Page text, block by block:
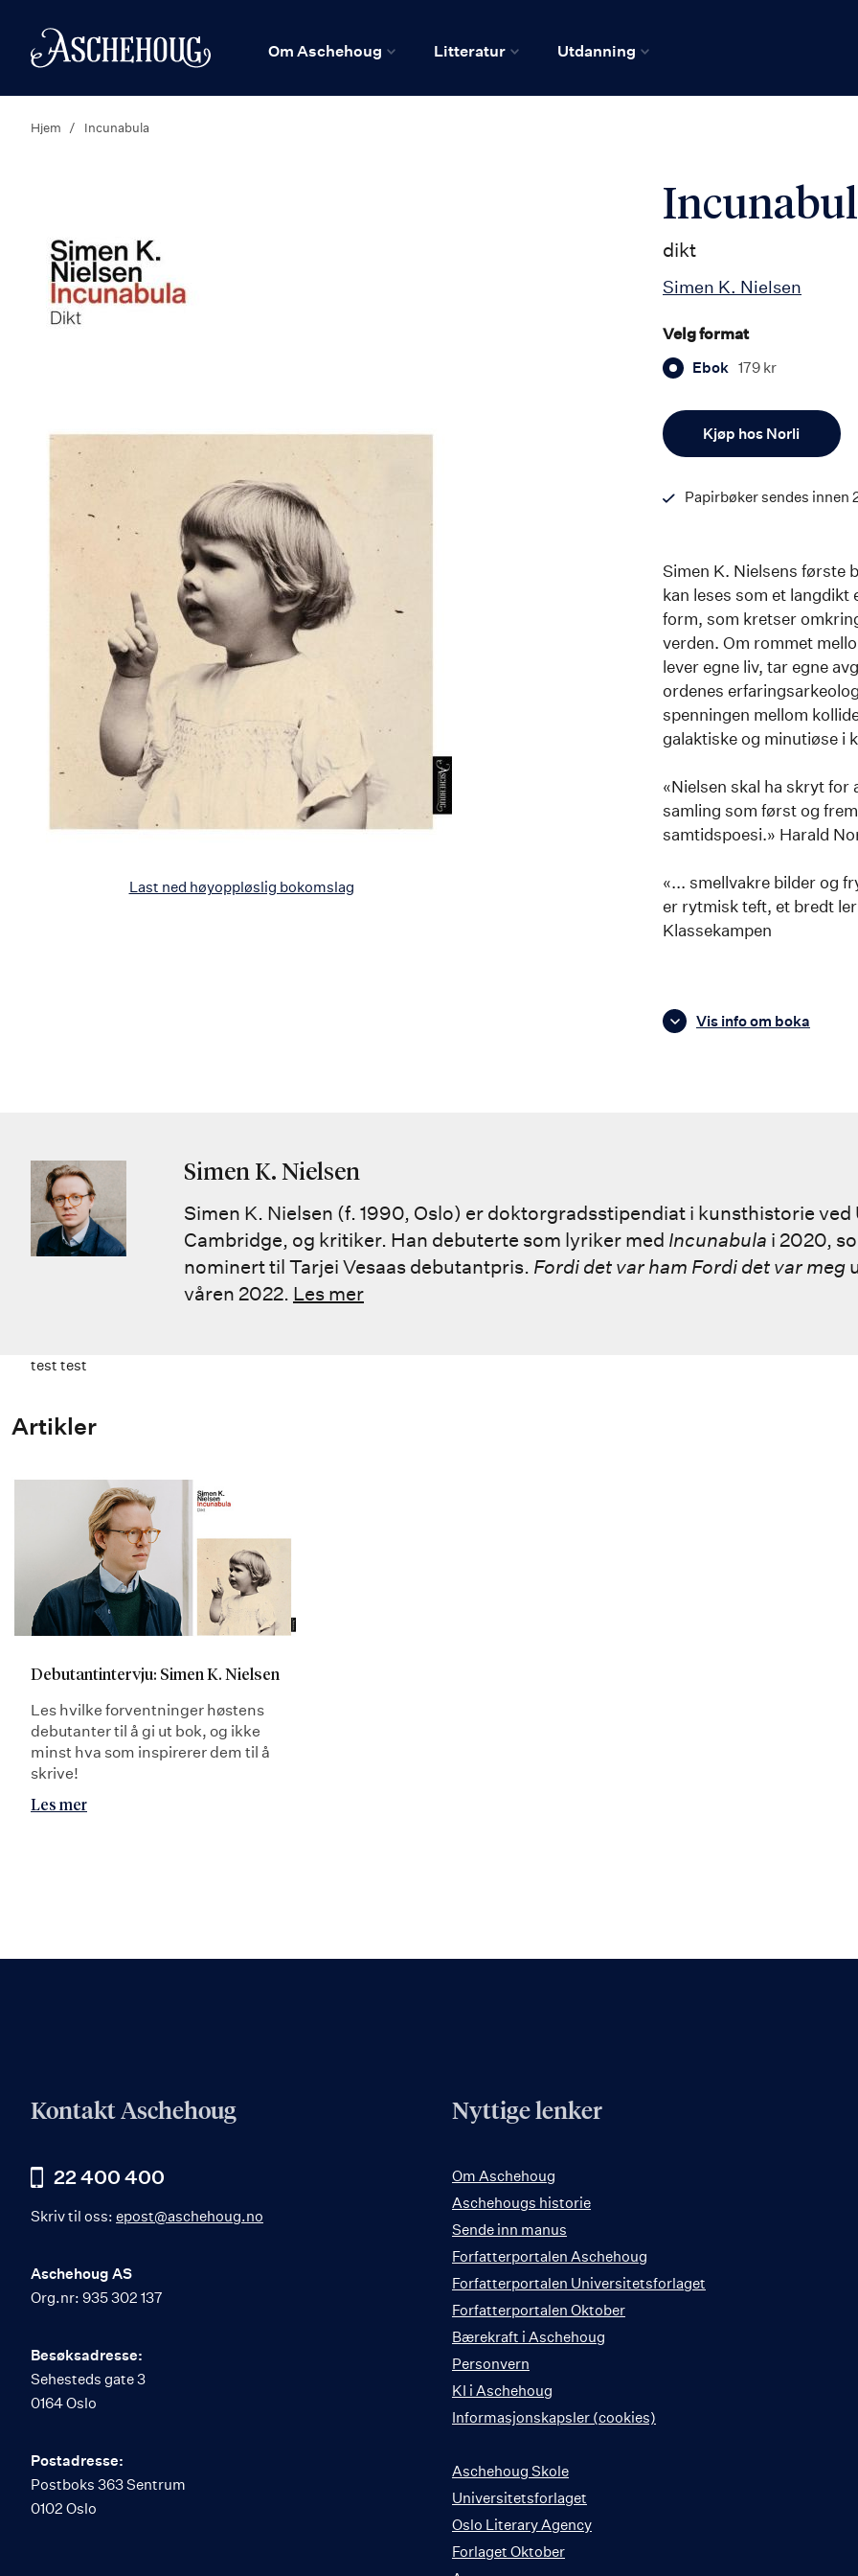
Hjem
Om Aschehoug Litteratur Utdanning
Hjem Incunabula
Last ned høyoppløslig bokomslag
dikt
Simen K. Nielsen
Velg format
Ebok 179 kr
Kjøp hos Norli
Papirbøker sendes innen
Simen K. Nielsens første
kan leses som et
form, som kretser
verden. Om rommet
lever egne liv, tar egne
ordenes
spenningen mellom
galaktiske og minutiøse i
«Nielsen skal ha skryt for
samling som først og
samtidspoesi.» Harald
«... smellvakre bilder og
er rytmisk teft, et bredt
Klassekampen
Vis info om boka
Simen K. Nielsen
Simen K. Nielsen (f. 1990, Oslo) er doktorgradsstipendiat i kunsthistorie
Cambridge, og kritiker. Han debuterte som lyriker med Incunabula i 2020,
nominert til Tarjei Vesaas debutantpris. Fordi det var ham Fordi det var meg
våren 2022. Les mer
test test
Artikler
Debutantintervju: Simen K. Nielsen
Les hvilke forventninger høstens
debutanter til å gi ut bok, og ikke
minst hva som inspirerer dem til å
skrive!
Les mer
Kontakt Aschehoug
22 400 400
Skriv til oss: epost@aschehoug.no
Aschehoug AS
Org.nr: 935 302 137
Besøksadresse:
Sehesteds gate 3
0164 Oslo
Postadresse:
Postboks 363 Sentrum
0102 Oslo
Nyttige lenker
Om Aschehoug
Aschehougs historie
Sende inn manus
Forfatterportalen Aschehoug
Forfatterportalen Universitetsforlaget
Forfatterportalen Oktober
Bærekraft i Aschehoug
Personvern
KI i Aschehoug
Informasjonskapsler (cookies)
Aschehoug Skole
Universitetsforlaget
Oslo Literary Agency
Forlaget Oktober